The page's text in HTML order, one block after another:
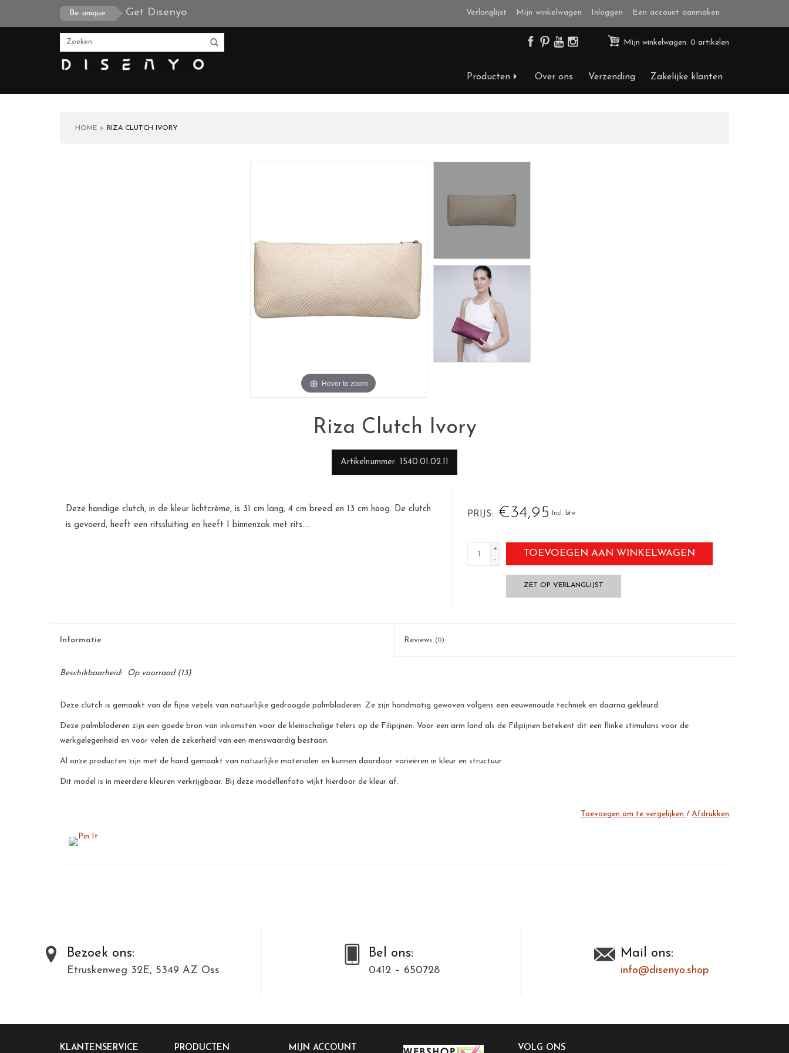
Be unique Get Disenyo Verlanglijst Mijn winkelwagen Inloggen Een account aanmaken
Mijn winkelwagen: 0 artikelen
Producten Over ons Verzending Zakelijke klanten
HOME RIZA CLUTCH IVORY
Hover to zoom
Riza Clutch Ivory
Artikelnummer 1540.01.02.11
PRIJS €34,95 Incl. btw
+
-
TOEVOEGEN AAN WINKELWAGEN
ZET OP VERLANGLIJST
Deze handige clutch, in de kleur lichtcrème, is 31 cm lang, 4 cm breed en 13 cm hoog. De clutch
is gevoerd, heeft een ritssluiting en heeft 1 binnenzak met rits....
Informatie Reviews (0)
Beschikbaarheid: Op voorraad(13)
Deze clutch is gemaakt van de fijne vezels van natuurlijke gedroogde palmbladeren. Ze zijn handmatig gewoven volgens een eeuwenoude techniek en daarna gekleurd.
Deze palmbladeren zijn een goede bron van inkomsten voor de kleinschalige telers op de Filipijnen. Voor een arm land als de Filipijnen betekent dit een flinke stimulans voor de
werkgelegenheid en voor velen de zekerheid van een menswaardig bestaan.
Al onze producten zijn met de hand gemaakt van natuurlijke materialen en kunnen daardoor varieëren in kleur en structuur.
Dit model is in meerdere kleuren verkrijgbaar. Bij deze modellenfoto wijkt hierdoor de kleur af.
Toevoegen om te vergelijken / Afdrukken
Bezoek ons:
Etruskenweg 32E, 5349 AZ Oss
Bel ons:
0412 – 650728
Mail ons:
info@disenyo.shop
KLANTENSERVICE PRODUCTEN MIJN ACCOUNT VOLG ONS